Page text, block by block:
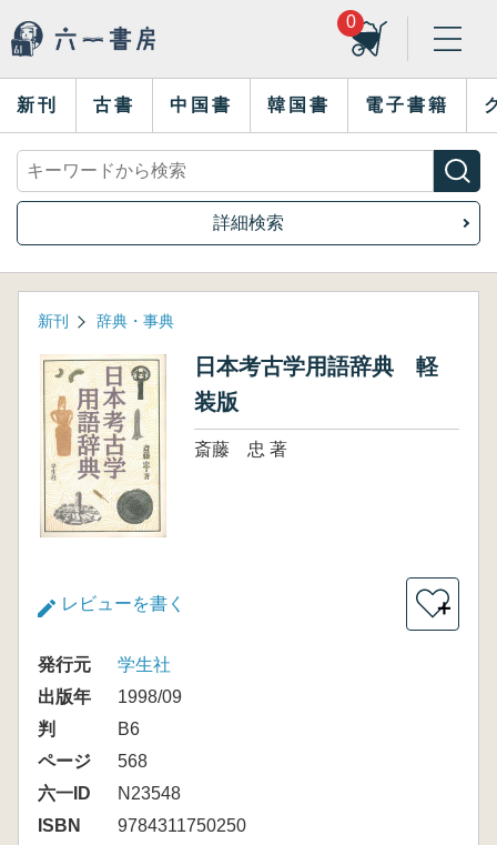
0
新刊 古書 中国書 韓国書 電子書籍
詳細検索
新刊 辞典・事典
日本考古学用語辞典 軽
装版
斎藤 忠 著
レビューを書く ＋
発行元
学生社
出版年
1998/09
判
B6
ページ
568
六一ID
N23548
ISBN
9784311750250